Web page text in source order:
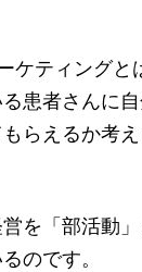
ケティングと
患者さんに
らえるか考え
を「部活動
のです。